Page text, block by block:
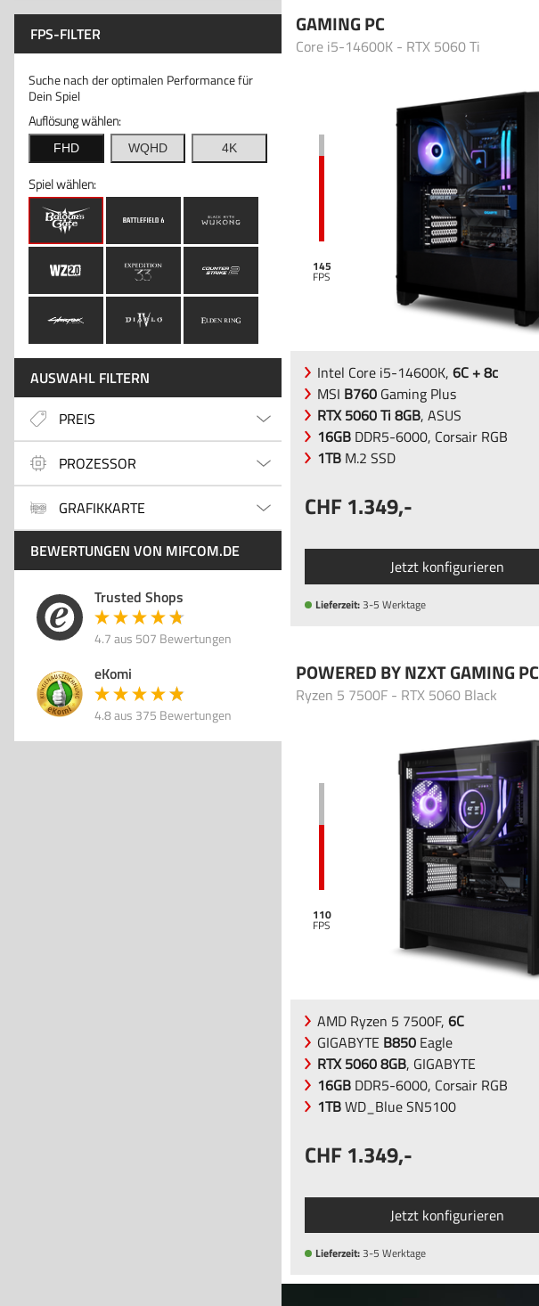
FPS-FILTER
Suche nach der optimalen Performance für
Dein Spiel
Auflösung wählen:
FHD WQHD 4K
Spiel wählen:
AUSWAHL FILTERN
PREIS
PROZESSOR
GRAFIKKARTE
BEWERTUNGEN VON MIFCOM.DE
Trusted Shops
4.7 aus 507 Bewertungen
eKomi
4.8 aus 375 Bewertungen
GAMING PC
Core i5-14600K - RTX 5060 Ti
145
Intel Core i5-14600K, 6C + 8c
MSI B760 Gaming Plus
RTX 5060 Ti 8GB, ASUS
16GB DDR5-6000, Corsair RGB
1TB M.2 SSD
1.349,-
Jetzt konfigurieren
Lieferzeit:3-5 Werktage
POWERED BY NZXT GAMING PC
Ryzen 5 7500F - RTX 5060 Black
110
AMD Ryzen 5 7500F, 6C
GIGABYTE B850 Eagle
RTX 5060 8GB, GIGABYTE
16GB DDR5-6000, Corsair RGB
1TBWD_Blue SN5100
1.349,-
Jetzt konfigurieren
Lieferzeit:3-5 Werktage